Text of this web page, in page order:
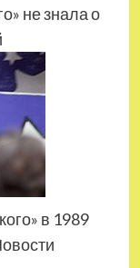
не знала о
в 1989